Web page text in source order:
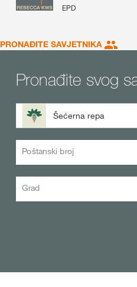
EPD
PRONAĐITE SAVJETNIKA
Pronađite svog
Šećerna repa
Poštanski broj
Grad